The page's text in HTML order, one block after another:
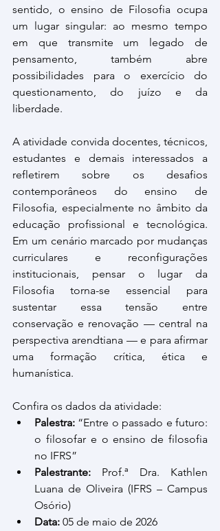
sentido, o ensino de Filosofia ocupa
um lugar singular: ao mesmo tempo
em que transmite um legado de
pensamento, também abre
possibilidades para o exercício do
questionamento, do juízo e da
liberdade.
A atividade convida docentes, técnicos,
estudantes e demais interessados a
refletirem sobre os desafios
contemporâneos do ensino de
Filosofia, especialmente no âmbito da
educação profissional e tecnológica.
Em um cenário marcado por mudanças
curriculares e reconfigurações
institucionais, pensar o lugar da
Filosofia torna-se essencial para
sustentar essa tensão entre
conservação e renovação — central na
perspectiva arendtiana — e para afirmar
uma formação crítica, ética e
humanística.
Confira os dados da atividade:
Palestra: “Entre o passado e futuro:
o filosofar e o ensino de filosofia
no IFRS”
Palestrante: Prof.ª Dra. Kathlen
Luana de Oliveira (IFRS – Campus
Osório)
Data: 05 de maio de 2026